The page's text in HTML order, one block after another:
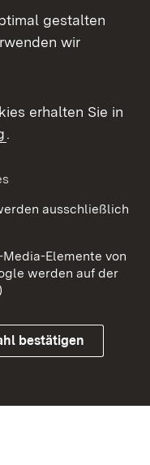
gestalten
wir
erhalten Sie in
.
ausschließlich
Elemente von
werden auf der
bestätigen